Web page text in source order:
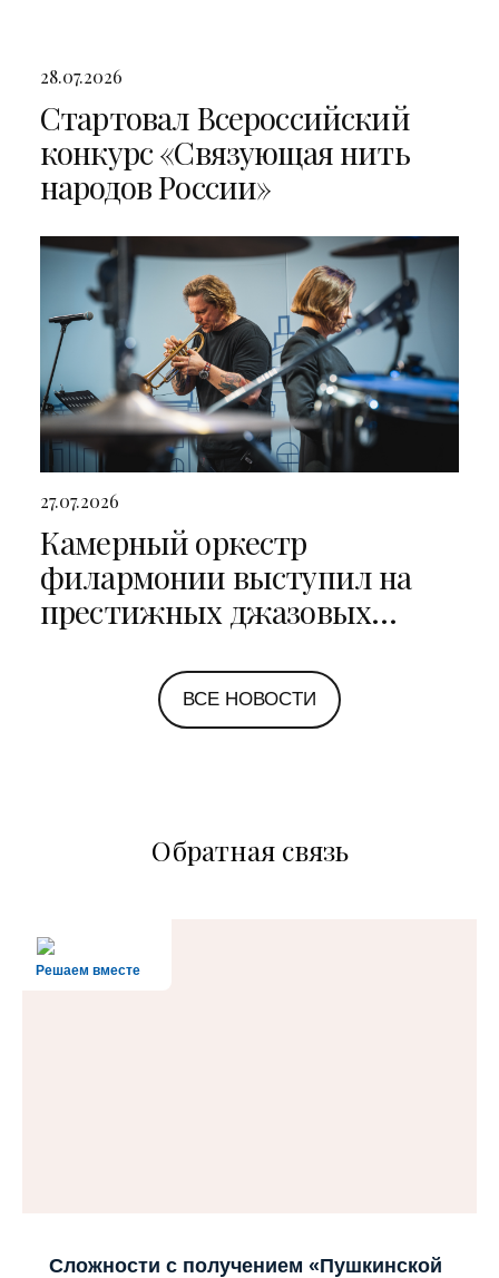
28.07.2026
Стартовал Всероссийский
конкурс «Связующая нить
народов России»
27.07.2026
Камерный оркестр
филармонии выступил на
престижных джазовых
Петербурге и Ярославле
ВСЕ НОВОСТИ
Обратная связь
Решаем вместе
Сложности с получением «Пушкинской